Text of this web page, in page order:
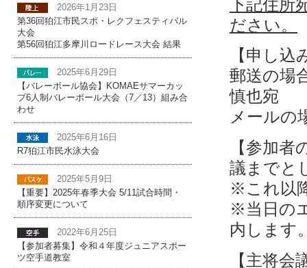
下記住所
ださい。
【申し込
郵送の
慎也宛
メールの
【参加
議までと
※これ以
※当日の
内します
【主将
2026年1月23日
第36回狛江市民スポ・レクフェスティバル
大会
第56回狛江多摩川ロードレース大会 結果
2025年6月29日
【バレーボール協会】KOMAEサマーカッ
プ6人制バレーボール大会（7／13）組み合
わせ
2025年6月16日
R7狛江市民水泳大会
2025年5月9日
【重要】2025年春季大会 5/11試合時間・
順序変更について
2022年6月25日
【参加者募集】令和４年度ジュニアスポー
ツ空手道教室